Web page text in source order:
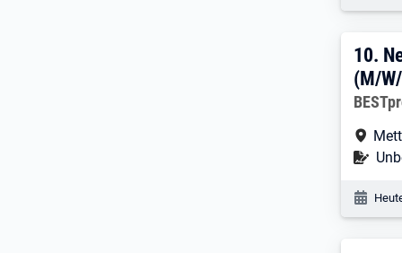
10.
10.
(M/